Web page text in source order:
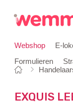
Webshop E-
Formulieren
Je
hier:
Startpagina
EXQUIS